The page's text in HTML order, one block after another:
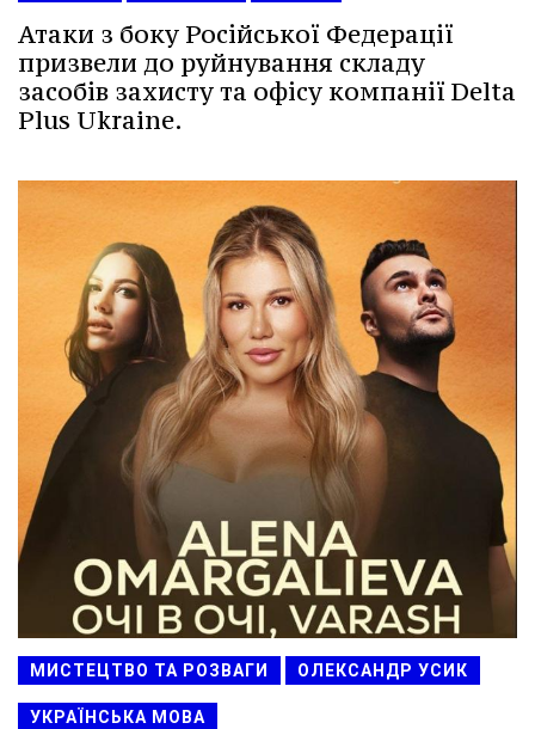
Атаки з боку Російської Федерації
призвели до руйнування складу
засобів захисту та офісу компанії Delta
Plus Ukraine.
МИСТЕЦТВО ТА РОЗВАГИ ОЛЕКСАНДР УСИК
УКРАЇНСЬКА МОВА